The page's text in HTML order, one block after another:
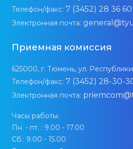
Телефон/факс: 7 (3452) 28 36 60
Электронная почта:
Приемная комиссия
625000, г. Тюмень, ул.
Телефон/факс: 7 (3452) 28-30-
Электронная почта:
Часы работы:
Пн. - пт. : 9.00 - 17.00
Сб.: 9.00 - 15.00